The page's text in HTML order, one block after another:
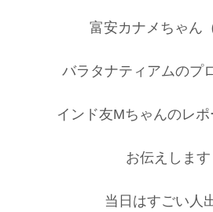
富安カナメちゃん
バラタナティアムのプ
インド友Mちゃんのレ
お伝えします
当日はすごい人